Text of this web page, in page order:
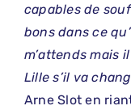
capables de
bons dans ce
m’attends mais
Lille s’il va
Arne Slot en